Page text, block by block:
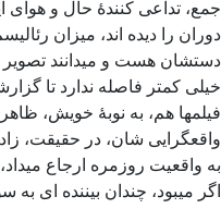
جمع، تداعی کنندۀ حال و هوای
دوران را دیده اند، میزان
دستشان هست و میدانند تصویر
خیلی کمتر فاصله ندارد تا
فیلمها هم، به نوبۀ خویش،
واقعگرایی شان، در حقیقت،
به واقعیت روزمره ارجاع
اگر میبود، چندان بیننده ای